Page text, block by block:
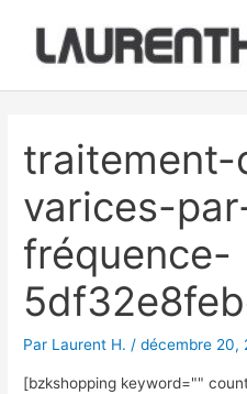
contenu
traitement-
varices-
fréquence-
Par Laurent H. /décembre 20,
[bzkshopping keyword=""
articles